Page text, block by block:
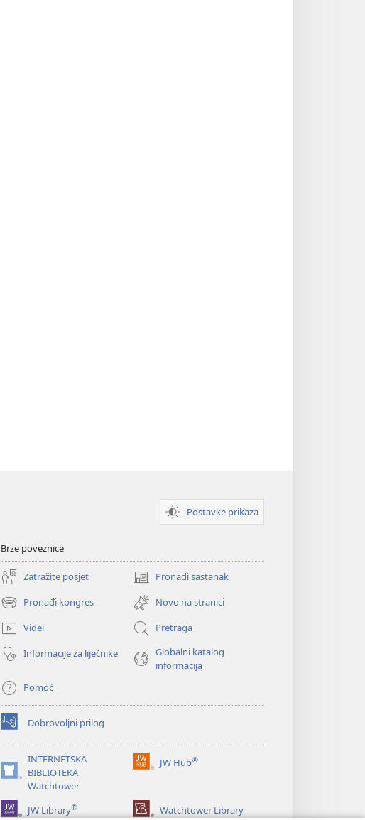
Postavke prikaza
Brze poveznice
Zatražite posjet Pronađi sastanak
(otvara
se
novi
prozor)
Pronađi kongres
(otvara
se
novi
prozor)
Novo na stranici
Videi
Pretraga
Informacije za liječnike
Globalni katalog
informacija
Pomoć
Dobrovoljni prilog
(otvara
se
prozor)
INTERNETSKA
BIBLIOTEKA
Watchtower
(otvara
novi
JW Hub®
(otvara
prozor)
JW Library® Watchtower Library